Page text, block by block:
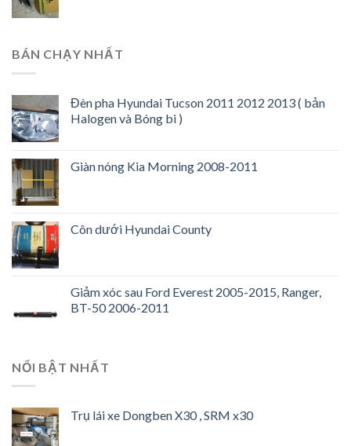
BÁN CHẠY NHẤT
Đèn pha Hyundai Tucson 2011 2012 2013 ( bản
Halogen và Bóng bi )
Giàn nóng Kia Morning 2008-2011
Côn dưới Hyundai County
Giảm xóc sau Ford Everest 2005-2015, Ranger,
BT-50 2006-2011
NỔI BẬT NHẤT
Trụ lái xe Dongben X30 , SRM x30